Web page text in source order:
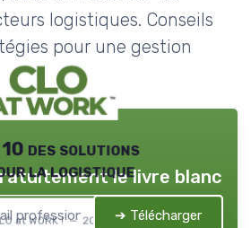
logistiques. Conseils
pour une gestion
des solutions
la logistique
at WORK ! — 2026
le livre blanc
➔ Télécharger